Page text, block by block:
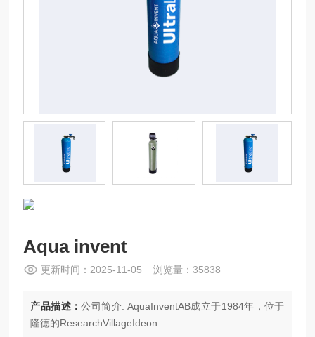
Aqua invent
更新时间：2025-11-05 浏览量：35838
产品描述：公司简介: AquaInventAB成立于1984年，位于
隆德的ResearchVillageIdeon